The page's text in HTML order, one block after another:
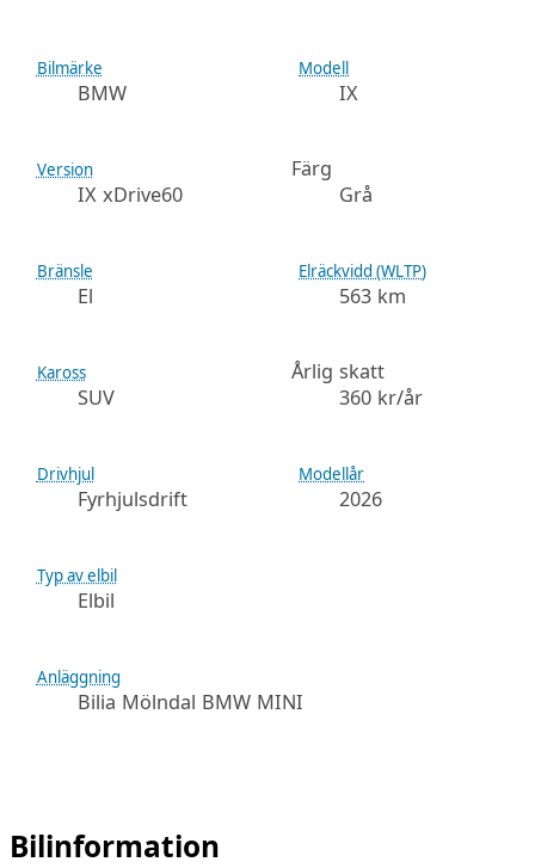
Bilmärke
BMW
Modell
IX
Version
IX xDrive60
Färg
Grå
Bränsle
El
Elräckvidd (WLTP)
563 km
Kaross
SUV
Årlig skatt
360 kr/år
Drivhjul
Fyrhjulsdrift
Modellår
2026
Typ av elbil
Elbil
Anläggning
Bilia Mölndal BMW MINI
Bilinformation